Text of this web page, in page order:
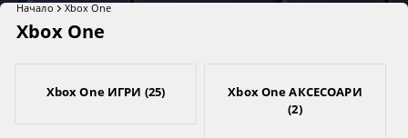
Начало Xbox One
Xbox One
Xbox One ИГРИ (25)
Xbox One АКСЕСОАРИ
(2)